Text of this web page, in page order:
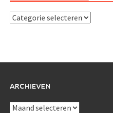
Ik
ARCHIEVEN
Archieven